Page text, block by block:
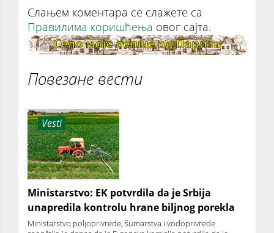
Слањем коментара се слажете са
Правилима коришћења овог сајта.
Повезане вести
Vesti
Ministarstvo: EK potvrdila da je Srbija
unapredila kontrolu hrane biljnog porekla
Ministarstvo poljoprivrede, šumarstva i vodoprivrede